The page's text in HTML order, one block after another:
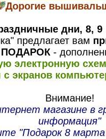
Дорогие
дни, 8, 9
предлагает вам
ПОДАРОК-
электронную
экранов
Внимание!
магазине в
информация"
"Подарок 8 марта